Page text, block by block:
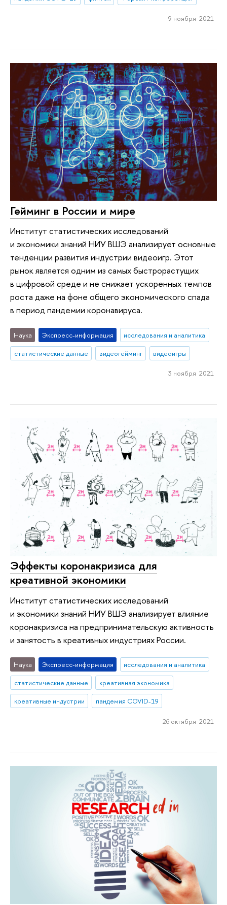
9 ноября 2021
Гейминг в России и мире
Институт статистических исследований
и экономики знаний НИУ ВШЭ анализирует основные
тенденции развития индустрии видеоигр. Этот
рынок является одним из самых быстрорастущих
в цифровой среде и не снижает ускоренных темпов
роста даже на фоне общего экономического спада
в период пандемии коронавируса.
Наука Экспресс-информация
исследования и аналитика
статистические данные
видеогейминг видеоигры
3 ноября 2021
Эффекты коронакризиса для
креативной экономики
Институт статистических исследований
и экономики знаний НИУ ВШЭ анализирует влияние
коронакризиса на предпринимательскую активность
и занятость в креативных индустриях России.
Наука Экспресс-информация
исследования и аналитика
статистические данные
креативная экономика
креативные индустрии
пандемия COVID-19
26 октября 2021